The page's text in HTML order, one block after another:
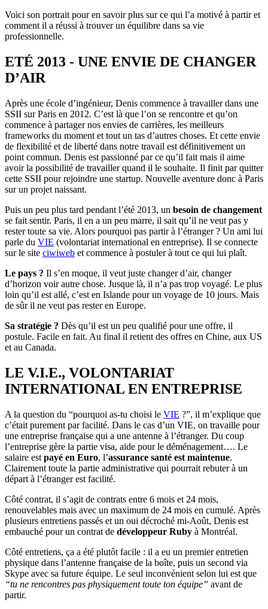
Voici son portrait pour en savoir plus sur ce qui l’a motivé à partir et
comment il a réussi à trouver un équilibre dans sa vie
professionnelle.
ETÉ 2013 - UNE ENVIE DE CHANGER
D’AIR
Après une école d’ingénieur, Denis commence à travailler dans une
SSII sur Paris en 2012. C’est là que l’on se rencontre et qu’on
commence à partager nos envies de carrières, les meilleurs
frameworks du moment et tout un tas d’autres choses. Et cette envie
de flexibilité et de liberté dans notre travail est définitivement un
point commun. Denis est passionné par ce qu’il fait mais il aime
avoir la possibilité de travailler quand il le souhaite. Il finit par quitter
cette SSII pour rejoindre une startup. Nouvelle aventure donc à Paris
sur un projet naissant.
Puis un peu plus tard pendant l’été 2013, un besoin de changement
se fait sentir. Paris, il en a un peu marre, il sait qu’il ne veut pas y
rester toute sa vie. Alors pourquoi pas partir à l’étranger ? Un ami lui
parle du VIE (volontariat international en entreprise). Il se connecte
sur le site ciwiweb et commence à postuler à tout ce qui lui plaît.
Le pays ? Il s’en moque, il veut juste changer d’air, changer
d’horizon voir autre chose. Jusque là, il n’a pas trop voyagé. Le plus
loin qu’il est allé, c’est en Islande pour un voyage de 10 jours. Mais
de sûr il ne veut pas rester en Europe.
Sa stratégie ? Dès qu’il est un peu qualifié pour une offre, il
postule. Facile en fait. Au final il retient des offres en Chine, aux US
et au Canada.
LE V.I.E., VOLONTARIAT
INTERNATIONAL EN ENTREPRISE
A la question du “pourquoi as-tu choisi le VIE ?”, il m’explique que
c’était purement par facilité. Dans le cas d’un VIE, on travaille pour
une entreprise française qui a une antenne à l’étranger. Du coup
l’entreprise gère la partie visa, aide pour le déménagement…. Le
salaire est payé en Euro, l’assurance santé est maintenue.
Clairement toute la partie administrative qui pourrait rebuter à un
départ à l’étranger est facilité.
Côté contrat, il s’agit de contrats entre 6 mois et 24 mois,
renouvelables mais avec un maximum de 24 mois en cumulé. Après
plusieurs entretiens passés et un oui décroché mi-Août, Denis est
embauché pour un contrat de développeur Ruby à Montréal.
Côté entretiens, ça a été plutôt facile : il a eu un premier entretien
physique dans l’antenne française de la boîte, puis un second via
Skype avec sa future équipe. Le seul inconvénient selon lui est que
“tu ne rencontres pas physiquement toute ton équipe” avant de
partir.